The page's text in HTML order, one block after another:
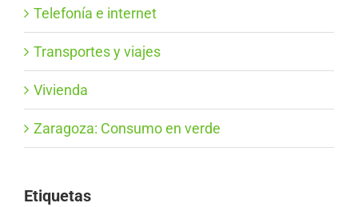
Telefonía e internet
Transportes y viajes
Vivienda
Zaragoza: Consumo en verde
Etiquetas